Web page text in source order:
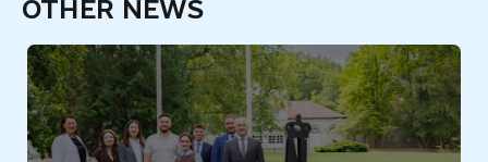
OTHER NEWS